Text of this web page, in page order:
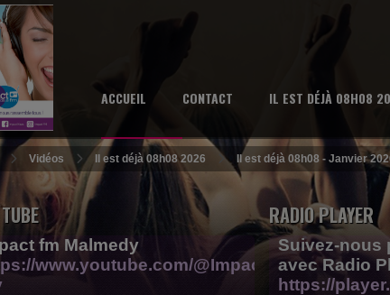
ACCUEIL CONTACT IL EST DÉJÀ 08H08
Vidéos Il est déjà 08h08 2026 Il est déjà 08h08 - Janvier
fm Malmedy
www.youtube.com/@Impactfm-
RADIO PLAYER
Suivez-nous
avec Radio
https://